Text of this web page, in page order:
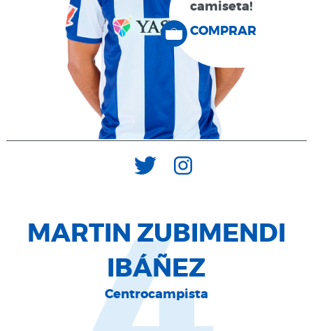
camiseta!
COMPRAR
MARTIN ZUBIMENDI
IBÁÑEZ
Centrocampista